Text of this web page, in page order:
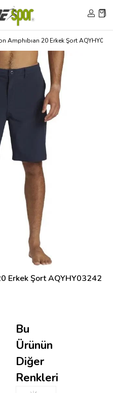
Amphıbıan 20 Erkek Şort
Erkek Şort AQYHY03242
Bu
Ürünün
Diğer
Renkleri